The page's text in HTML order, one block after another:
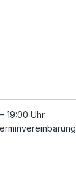
19:00 Uhr